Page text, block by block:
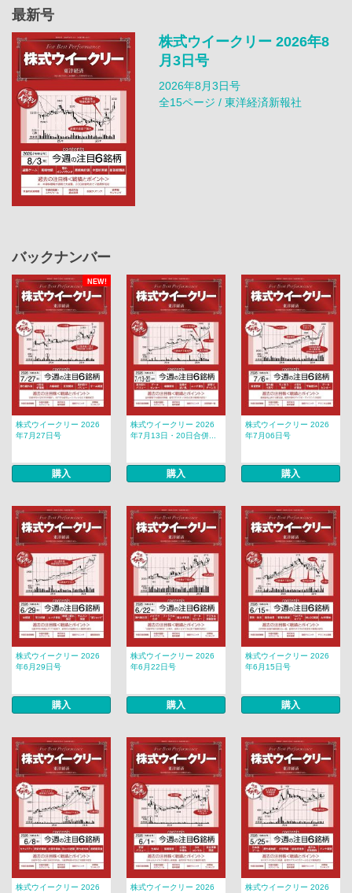
最新号
株式ウイークリー 2026年8
月3日号
2026年8月3日号
全15ページ / 東洋経済新報社
バックナンバー
NEW!
株式ウイークリー 2026
年7月27日号
購入
株式ウイークリー 2026
年7月13日・20日合併...
購入
株式ウイークリー 2026
年7月06日号
購入
株式ウイークリー 2026
年6月29日号
購入
株式ウイークリー 2026
年6月22日号
購入
株式ウイークリー 2026
年6月15日号
購入
株式ウイークリー 2026
株式ウイークリー 2026
株式ウイークリー 2026